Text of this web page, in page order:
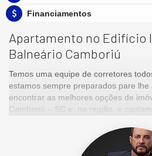
Financiamentos
Apartamento no Edifício
Balneário Camboriú
Temos uma equipe de corretores
estamos sempre preparados pare lhe
encontrar as melhores opções de
Camboriú – SC e na região, e
com a maior segurança que existe.
Imóvel disponível para visitação.